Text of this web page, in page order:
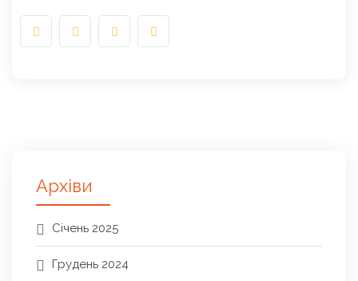
Архіви
Січень 2025
Грудень 2024